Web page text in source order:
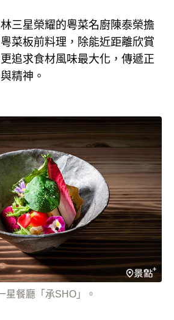
三星榮耀的粵菜名廚陳泰榮擔
菜板前料理，除能近距離欣賞
追求食材風味最大化，傳遞正
精神。
星餐廳「承SHO」。